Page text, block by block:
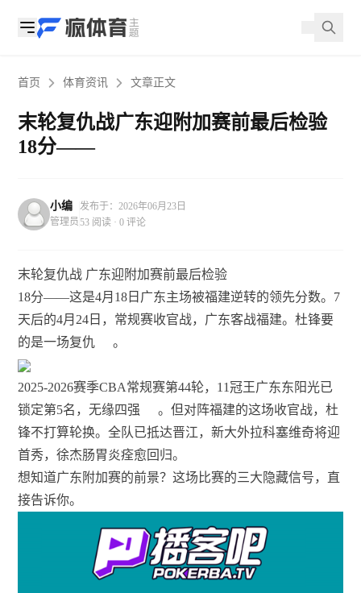
首页 体育资讯 文章正文
末轮复仇战广东迎附加赛前最后检验
18分——
小编
管理员
发布于：2026年06月23日
53 阅读 · 0 评论
末轮复仇战 广东迎附加赛前最后检验
18分——这是4月18日广东主场被福建逆转的领先分数。7
天后的4月24日，常规赛收官战，广东客战福建。杜锋要
的是一场复仇
。
2025-2026赛季CBA常规赛第44轮，11冠王广东东阳光已
锁定第5名，无缘四强
。但对阵福建的这场收官战，杜
锋不打算轮换。全队已抵达晋江，新大外拉科塞维奇将迎
首秀，徐杰肠胃炎痊愈回归。
想知道广东附加赛的前景？这场比赛的三大隐藏信号，直
接告诉你。